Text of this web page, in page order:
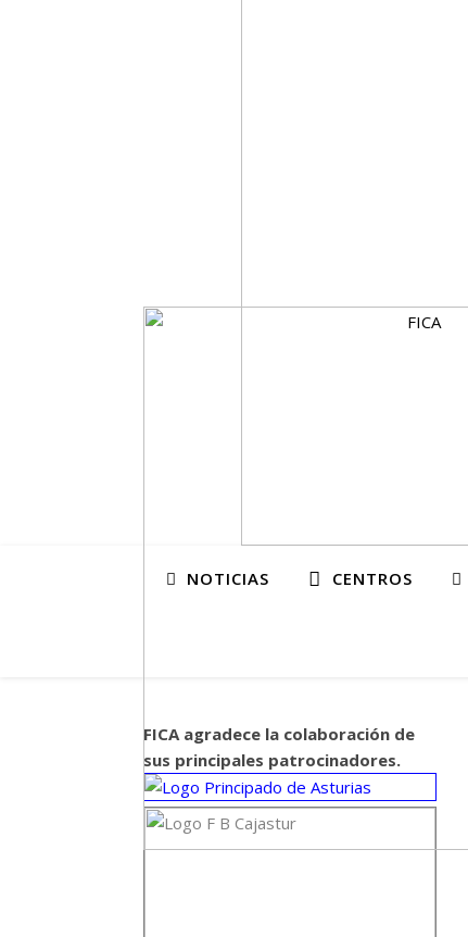
NOTICIAS CENTROS
FICA agradece la colaboración de
sus principales patrocinadores.